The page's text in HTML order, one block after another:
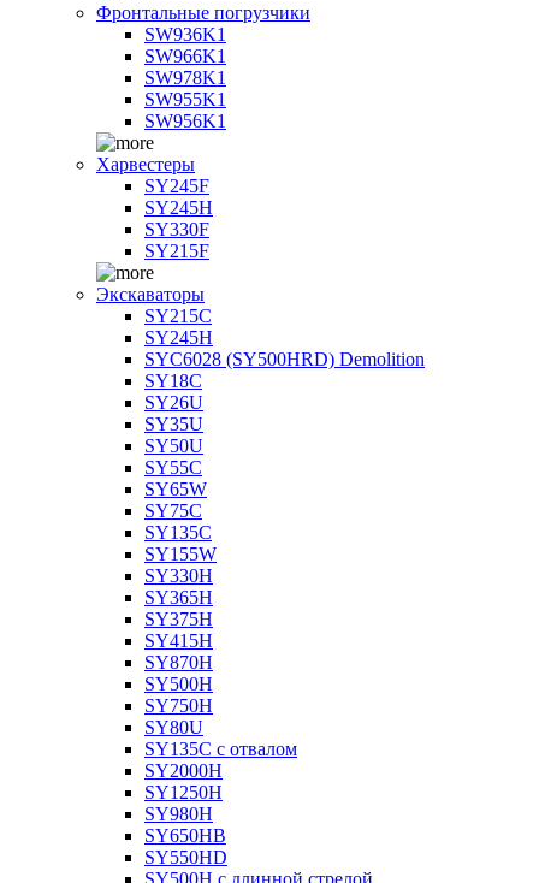
Фронтальные погрузчики
SW936K1
SW966K1
SW978K1
SW955K1
SW956K1
Харвестеры
SY245F
SY245H
SY330F
SY215F
Экскаваторы
SY215C
SY245H
SYC6028 (SY500HRD) Demolition
SY18C
SY26U
SY35U
SY50U
SY55C
SY65W
SY75C
SY135C
SY155W
SY330H
SY365H
SY375H
SY415H
SY870H
SY500H
SY750H
SY80U
SY135C с отвалом
SY2000H
SY1250H
SY980H
SY650HB
SY550HD
SY500H с длинной стрелой